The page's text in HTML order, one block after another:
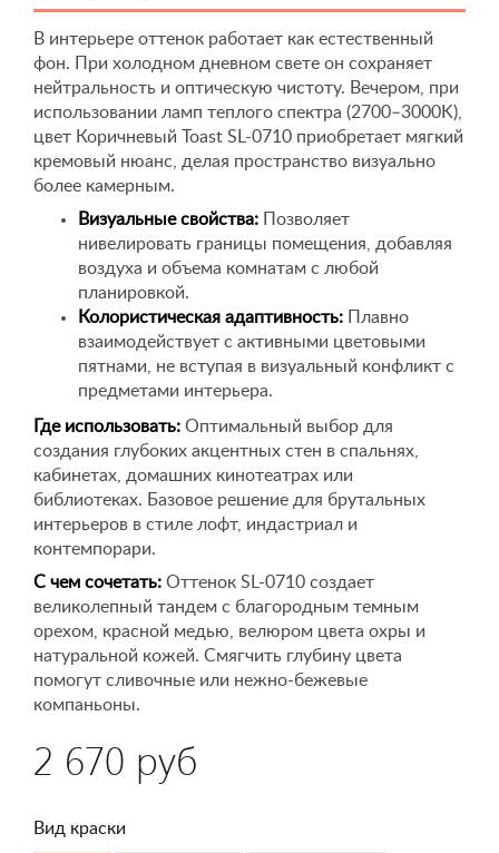
В интерьере оттенок работает как естественный
фон. При холодном дневном свете он сохраняет
нейтральность и оптическую чистоту. Вечером, при
использовании ламп теплого спектра (2700–3000K),
цвет Коричневый Toast SL-0710 приобретает мягкий
кремовый нюанс, делая пространство визуально
более камерным.
Визуальные свойства: Позволяет
нивелировать границы помещения, добавляя
воздуха и объема комнатам с любой
планировкой.
Колористическая адаптивность: Плавно
взаимодействует с активными цветовыми
пятнами, не вступая в визуальный конфликт с
предметами интерьера.
Где использовать: Оптимальный выбор для
создания глубоких акцентных стен в спальнях,
кабинетах, домашних кинотеатрах или
библиотеках. Базовое решение для брутальных
интерьеров в стиле лофт, индастриал и
контемпорари.
С чем сочетать: Оттенок SL-0710 создает
великолепный тандем с благородным темным
орехом, красной медью, велюром цвета охры и
натуральной кожей. Смягчить глубину цвета
помогут сливочные или нежно-бежевые
компаньоны.
2 670 руб
Вид краски